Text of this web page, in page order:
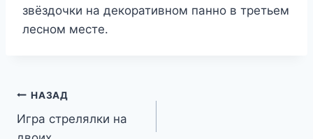
звёздочки на декоративном панно в третьем
лесном месте.
Навигация
по
НАЗАД
Игра стрелялки на